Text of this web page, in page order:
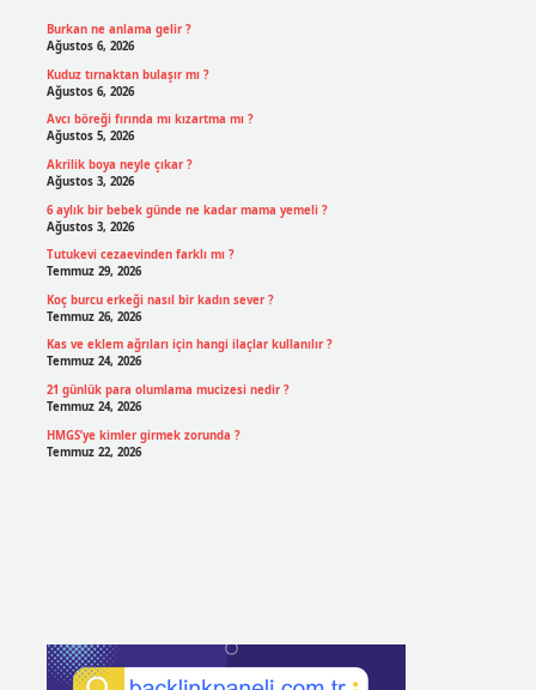
Burkan ne anlama gelir ?
Ağustos 6, 2026
Kuduz tırnaktan bulaşır mı ?
Ağustos 6, 2026
Avcı böreği fırında mı kızartma mı ?
Ağustos 5, 2026
Akrilik boya neyle çıkar ?
Ağustos 3, 2026
6 aylık bir bebek günde ne kadar mama yemeli ?
Ağustos 3, 2026
Tutukevi cezaevinden farklı mı ?
Temmuz 29, 2026
Koç burcu erkeği nasıl bir kadın sever ?
Temmuz 26, 2026
Kas ve eklem ağrıları için hangi ilaçlar kullanılır ?
Temmuz 24, 2026
21 günlük para olumlama mucizesi nedir ?
Temmuz 24, 2026
HMGS’ye kimler girmek zorunda ?
Temmuz 22, 2026